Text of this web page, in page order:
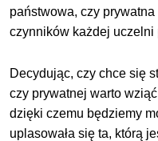
państwowa, czy
czynników każdej uczelni
Decydując, czy chce się
czy prywatnej warto
dzięki czemu będziemy
uplasowała się ta, którą